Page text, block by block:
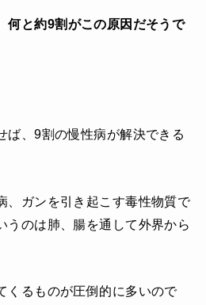
何と約9割がこの原因だそうで
ば、9割の慢性病が解決できる
、ガンを引き起こす毒性物質で
うのは肺、腸を通して外界から
くるものが圧倒的に多いので